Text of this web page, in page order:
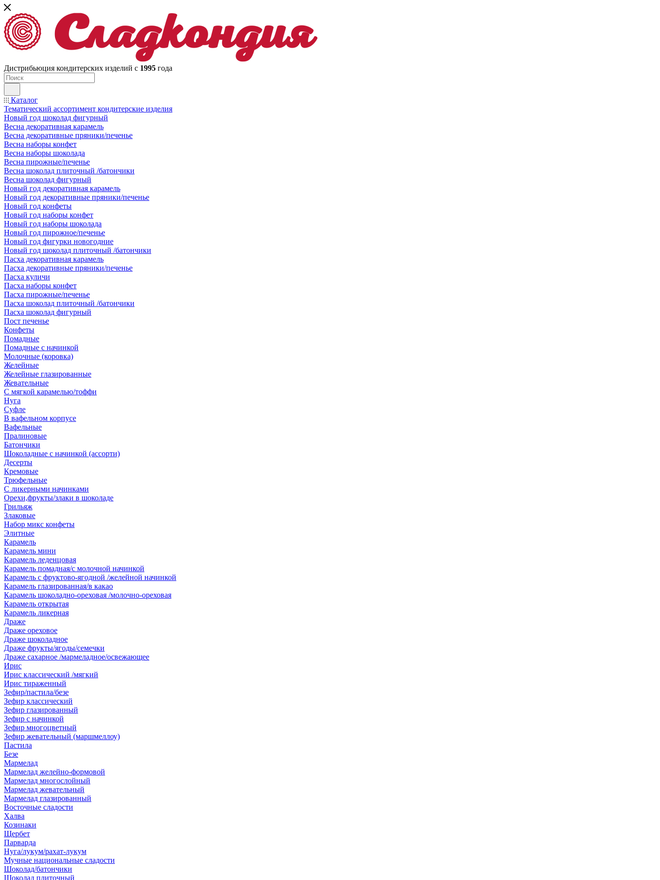
Дистрибьюция кондитерских изделий с 1995 года
Каталог
Тематический ассортимент кондитерские изделия
Новый год шоколад фигурный
Весна декоративная карамель
Весна декоративные пряники/печенье
Весна наборы конфет
Весна наборы шоколада
Весна пирожные/печенье
Весна шоколад плиточный /батончики
Весна шоколад фигурный
Новый год декоративная карамель
Новый год декоративные пряники/печенье
Новый год конфеты
Новый год наборы конфет
Новый год наборы шоколада
Новый год пирожное/печенье
Новый год фигурки новогодние
Новый год шоколад плиточный /батончики
Пасха декоративная карамель
Пасха декоративные пряники/печенье
Пасха куличи
Пасха наборы конфет
Пасха пирожные/печенье
Пасха шоколад плиточный /батончики
Пасха шоколад фигурный
Пост печенье
Конфеты
Помадные
Помадные с начинкой
Молочные (коровка)
Желейные
Желейные глазированные
Жевательные
С мягкой карамелью/тоффи
Нуга
Суфле
В вафельном корпусе
Вафельные
Пралиновые
Батончики
Шоколадные с начинкой (ассорти)
Десерты
Кремовые
Трюфельные
С ликерными начинками
Орехи,фрукты/злаки в шоколаде
Грильяж
Злаковые
Набор микс конфеты
Элитные
Карамель
Карамель мини
Карамель леденцовая
Карамель помадная/с молочной начинкой
Карамель с фруктово-ягодной /желейной начинкой
Карамель глазированная/в какао
Карамель шоколадно-ореховая /молочно-ореховая
Карамель открытая
Карамель ликерная
Драже
Драже ореховое
Драже шоколадное
Драже фрукты/ягоды/семечки
Драже сахарное /мармеладное/освежающее
Ирис
Ирис классический /мягкий
Ирис тираженный
Зефир/пастила/безе
Зефир классический
Зефир глазированный
Зефир с начинкой
Зефир многоцветный
Зефир жевательный (маршмеллоу)
Пастила
Безе
Мармелад
Мармелад желейно-формовой
Мармелад многослойный
Мармелад жевательный
Мармелад глазированный
Восточные сладости
Халва
Козинаки
Щербет
Парварда
Нуга/лукум/рахат-лукум
Мучные национальные сладости
Шоколад/батончики
Шоколад плиточный